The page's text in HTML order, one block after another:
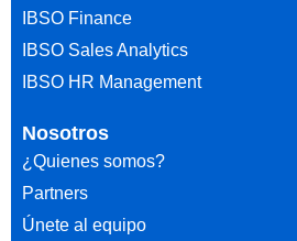
IBSO Finance
IBSO Sales Analytics
IBSO HR Management
Nosotros
¿Quienes somos?
Partners
Únete al equipo